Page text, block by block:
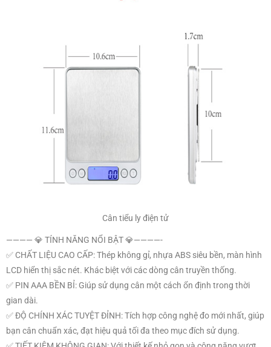
———— 💎 TÍNH NĂNG NỔI BẬT 💎————-
✅ CHẤT LIỆU CAO CẤP: Thép không gỉ, nhựa ABS siêu bền, màn hình
✅ ĐỘ CHÍNH XÁC TUYỆT ĐỈNH: Tích hợp công nghệ đo mới nhất, giúp
bạn cân chuẩn xác, đạt hiệu quả tối đa theo mục đích sử dụng.
✅ TIẾT KIỆM KHÔNG GIAN: Với thiết kế nhỏ gọn và công năng vượt
trội, bạn có thể dễ dàng lưu trữ trong kệ bếp gọn gàng.
✅ DỄ DÀNG VỆ SINH SAU KHI DÙNG: Sử dụng khăn sạch để loại bỏ
vết bẩn vô cùng nhanh chóng, giữ cân luôn bền đẹp như mới.
✅ ỨNG DỤNG ĐA DẠNG: Cân thực phẩm, làm bánh, trang sức, vật